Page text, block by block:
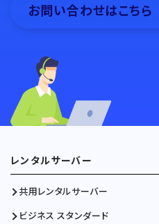
お問い合わせはこちら
レンタルサーバー
共用レンタルサーバー
ビジネス スタンダード